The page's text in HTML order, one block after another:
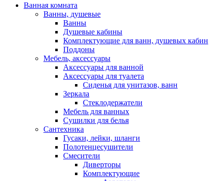
Ванная комната
Ванны, душевые
Ванны
Душевые кабины
Комплектующие для ванн, душевых кабин
Поддоны
Мебель, аксессуары
Аксессуары для ванной
Аксессуары для туалета
Сиденья для унитазов, ванн
Зеркала
Стеклодержатели
Мебель для ванных
Сушилки для белья
Сантехника
Гусаки, лейки, шланги
Полотенцесушители
Смесители
Диверторы
Комплектующие